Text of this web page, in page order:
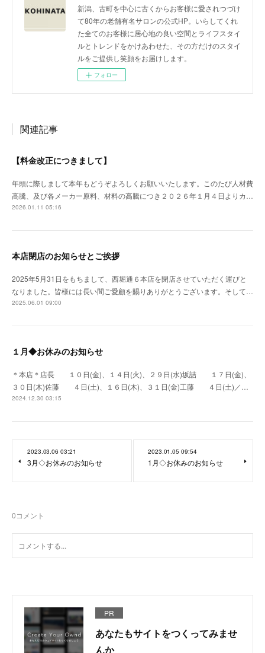
新潟、古町を中心に古くからお客様に愛されつづけ
て80年の老舗有名サロンの公式HP。いらしてくれ
た全てのお客様に居心地の良い空間とライフスタイ
ルとトレンドをかけあわせた、その方だけのスタイ
ルをご提供し笑顔をお届けします。
フォロー
関連記事
【料金改正につきまして】
年頭に際しまして本年もどうぞよろしくお願いいたします。このたび人材費
高騰、及び各メーカー原料、材料の高騰につき２０２６年１月４日よりカ…
2026.01.11 05:16
本店閉店のお知らせとご挨拶
2025年5月31日をもちまして、西堀通６本店を閉店させていただく運びと
なりました。皆様には長い間ご愛顧を賜りありがとうございます。そして…
2025.06.01 09:00
１月◆お休みのお知らせ
＊本店＊店長 １０日(金)、１４日(火)、２９日(水)坂詰 １７日(金)、
３０日(木)佐藤 ４日(土)、１６日(木)、３１日(金)工藤 ４日(土)／…
2024.12.30 03:15
2023.03.06 03:21
3月◇お休みのお知らせ
2023.01.05 09:54
1月◇お休みのお知らせ
0コメント
PR
あなたもサイトをつくってみませ
んか